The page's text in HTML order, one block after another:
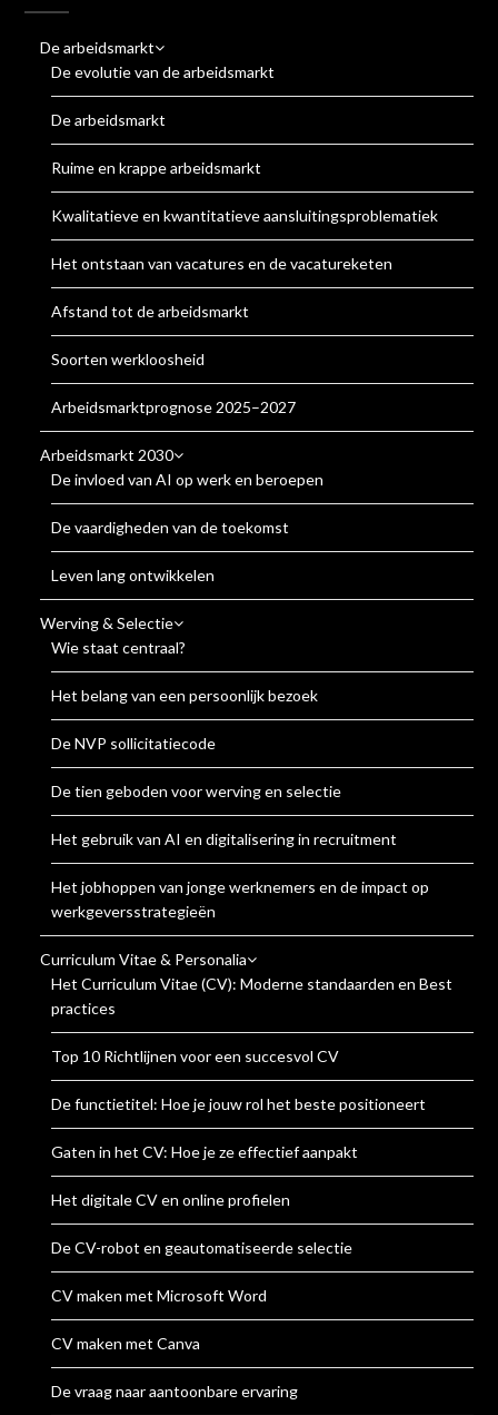
De arbeidsmarkt
De evolutie van de arbeidsmarkt
De arbeidsmarkt
Ruime en krappe arbeidsmarkt
Kwalitatieve en kwantitatieve aansluitingsproblematiek
Het ontstaan van vacatures en de vacatureketen
Afstand tot de arbeidsmarkt
Soorten werkloosheid
Arbeidsmarktprognose 2025–2027
Arbeidsmarkt 2030
De invloed van AI op werk en beroepen
De vaardigheden van de toekomst
Leven lang ontwikkelen
Werving & Selectie
Wie staat centraal?
Het belang van een persoonlijk bezoek
De NVP sollicitatiecode
De tien geboden voor werving en selectie
Het gebruik van AI en digitalisering in recruitment
Het jobhoppen van jonge werknemers en de impact op
werkgeversstrategieën
Curriculum Vitae & Personalia
Het Curriculum Vitae (CV): Moderne standaarden en Best
practices
Top 10 Richtlijnen voor een succesvol CV
De functietitel: Hoe je jouw rol het beste positioneert
Gaten in het CV: Hoe je ze effectief aanpakt
Het digitale CV en online profielen
De CV-robot en geautomatiseerde selectie
CV maken met Microsoft Word
CV maken met Canva
De vraag naar aantoonbare ervaring